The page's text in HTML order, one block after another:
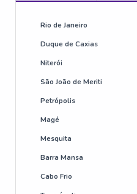
Rio de Janeiro
Duque de Caxias
Niterói
São João de Meriti
Petrópolis
Magé
Mesquita
Barra Mansa
Cabo Frio